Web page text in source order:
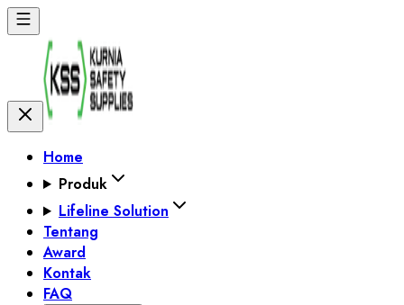
Home
Produk
Lifeline Solution
Tentang
Award
Kontak
FAQ